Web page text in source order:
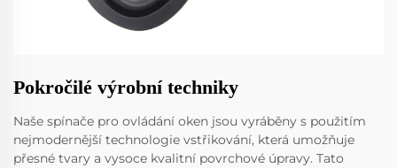
Pokročilé výrobní techniky
Naše spínače pro ovládání oken jsou vyráběny s použitím
nejmodernější technologie vstřikování, která umožňuje
přesné tvary a vysoce kvalitní povrchové úpravy. Tato